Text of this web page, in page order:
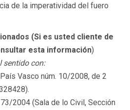
de la imperatividad del fuero
(Si es usted cliente de
esta información)
sentido con:
Vasco núm. 10/2008, de 2
2004 (Sala de lo Civil, Sección